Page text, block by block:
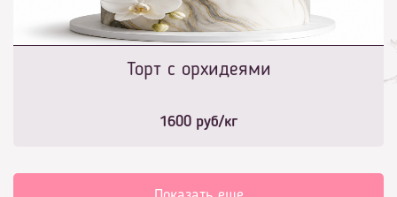
Торт с орхидеями
1600 руб/кг